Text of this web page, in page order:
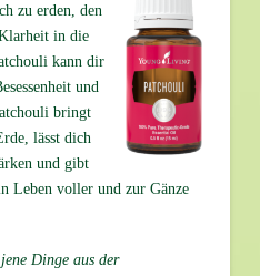
zu erden, den
in die
kann dir
und
bringt
lässt dich
und gibt
Leben voller und zur Gänze
Dinge aus der